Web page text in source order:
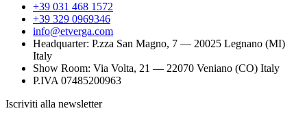
+39 031 468 1572
+39 329 0969346
info@etverga.com
Headquarter: P.zza San Magno, 7 — 20025 Legnano (MI)
Italy
Show Room: Via Volta, 21 — 22070 Veniano (CO) Italy
P.IVA 07485200963
Iscriviti alla newsletter